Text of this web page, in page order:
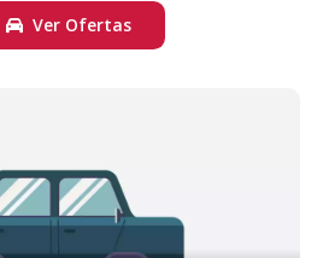
Ver Ofertas